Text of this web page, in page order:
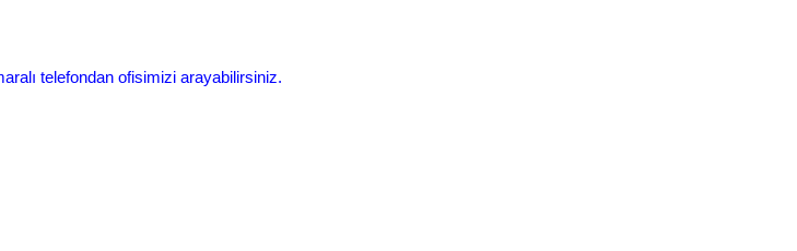
telefondan ofisimizi arayabilirsiniz.